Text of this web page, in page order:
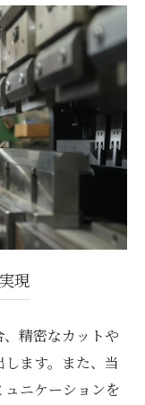
現
精密なカットや
ます。また、当
ニケーションを